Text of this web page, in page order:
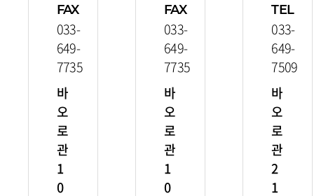
FAX
033-
649-
7735
바
오
로
관
1
0
FAX
033-
649-
7735
바
오
로
관
1
0
TEL
033-
649-
7509
바
오
로
관
2
1